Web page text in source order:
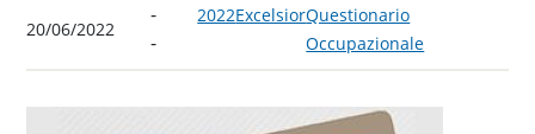
20/06/2022
2022ExcelsiorQuestionario
Occupazionale